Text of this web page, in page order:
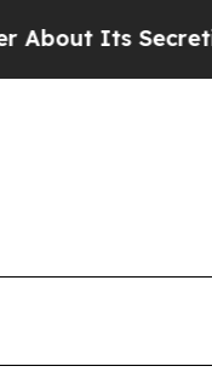
Its Secretive